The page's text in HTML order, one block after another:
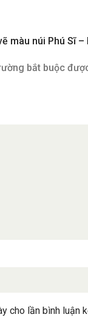
màu núi Phú Sĩ
bắt buộc
cho lần bình luận